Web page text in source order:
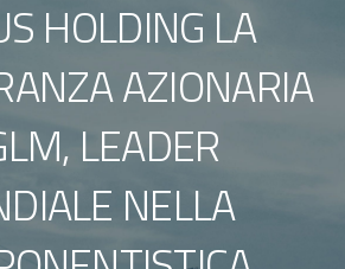
HOLDING LA
AZIONARIA
LEADER
NELLA